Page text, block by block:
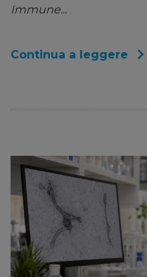
Immune...
Continua a leggere